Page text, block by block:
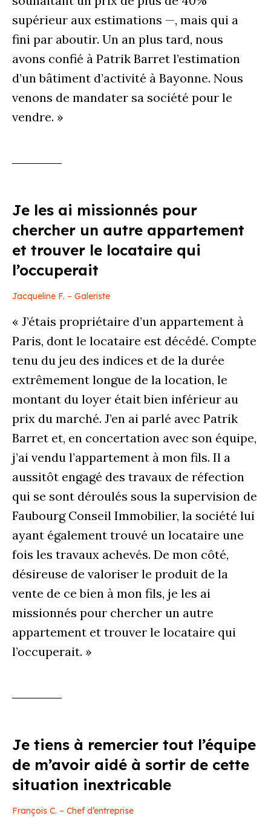
supérieur aux estimations —, mais qui a
fini par aboutir. Un an plus tard, nous
avons confié à Patrik Barret l’estimation
d’un bâtiment d’activité à Bayonne. Nous
venons de mandater sa société pour le
vendre. »
Je les ai missionnés pour
chercher un autre appartement
et trouver le locataire qui
l’occuperait
Jacqueline F. – Galeriste
« J’étais propriétaire d’un appartement à
Paris, dont le locataire est décédé. Compte
tenu du jeu des indices et de la durée
extrêmement longue de la location, le
montant du loyer était bien inférieur au
prix du marché. J’en ai parlé avec Patrik
Barret et, en concertation avec son équipe,
j’ai vendu l’appartement à mon fils. Il a
aussitôt engagé des travaux de réfection
qui se sont déroulés sous la supervision de
Faubourg Conseil Immobilier, la société lui
ayant également trouvé un locataire une
fois les travaux achevés. De mon côté,
désireuse de valoriser le produit de la
vente de ce bien à mon fils, je les ai
missionnés pour chercher un autre
appartement et trouver le locataire qui
l’occuperait. »
Je tiens à remercier tout l’équipe
de m’avoir aidé à sortir de cette
situation inextricable
François C. – Chef d’entreprise